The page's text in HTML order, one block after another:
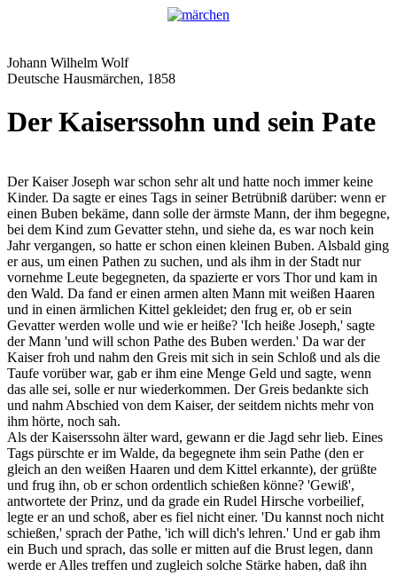
Johann Wilhelm Wolf
Deutsche Hausmärchen, 1858
Der Kaiserssohn und sein Pate
Der Kaiser Joseph war schon sehr alt und hatte noch immer keine
Kinder. Da sagte er eines Tags in seiner Betrübniß darüber: wenn er
einen Buben bekäme, dann solle der ärmste Mann, der ihm begegne,
bei dem Kind zum Gevatter stehn, und siehe da, es war noch kein
Jahr vergangen, so hatte er schon einen kleinen Buben. Alsbald ging
er aus, um einen Pathen zu suchen, und als ihm in der Stadt nur
vornehme Leute begegneten, da spazierte er vors Thor und kam in
den Wald. Da fand er einen armen alten Mann mit weißen Haaren
und in einen ärmlichen Kittel gekleidet; den frug er, ob er sein
Gevatter werden wolle und wie er heiße? 'Ich heiße Joseph,' sagte
der Mann 'und will schon Pathe des Buben werden.' Da war der
Kaiser froh und nahm den Greis mit sich in sein Schloß und als die
Taufe vorüber war, gab er ihm eine Menge Geld und sagte, wenn
das alle sei, solle er nur wiederkommen. Der Greis bedankte sich
und nahm Abschied von dem Kaiser, der seitdem nichts mehr von
ihm hörte, noch sah.
Als der Kaiserssohn älter ward, gewann er die Jagd sehr lieb. Eines
Tags pürschte er im Walde, da begegnete ihm sein Pathe (den er
gleich an den weißen Haaren und dem Kittel erkannte), der grüßte
und frug ihn, ob er schon ordentlich schießen könne? 'Gewiß',
antwortete der Prinz, und da grade ein Rudel Hirsche vorbeilief,
legte er an und schoß, aber es fiel nicht einer. 'Du kannst noch nicht
schießen,' sprach der Pathe, 'ich will dich's lehren.' Und er gab ihm
ein Buch und sprach, das solle er mitten auf die Brust legen, dann
werde er Alles treffen und zugleich solche Stärke haben, daß ihn